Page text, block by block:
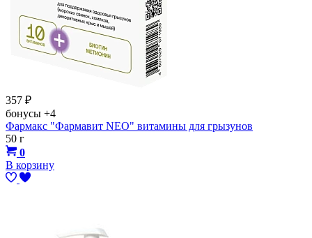
357 ₽
бонусы +4
Фармакс "Фармавит NEO" витамины для грызунов
50 г
0
В корзину